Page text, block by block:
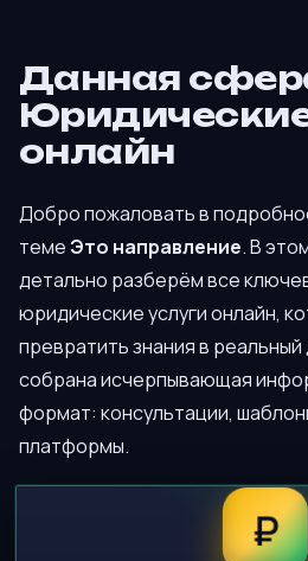
Данная
онлайн
Добро пожаловать в
темеЭто направление. В
детально разберём все
юридические услуги онлайн,
превратить знания в
собрана исчерпывающая
формат: консультации,
платформы.
₽